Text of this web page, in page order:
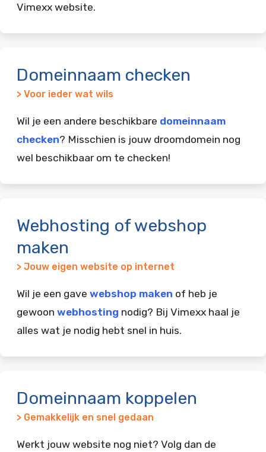
Vimexx website.
Domeinnaam checken
> Voor ieder wat wils
Wil je een andere beschikbare domeinnaam
checken? Misschien is jouw droomdomein nog
wel beschikbaar om te checken!
Webhosting of webshop
maken
> Jouw eigen website op internet
Wil je een gave webshop maken of heb je
gewoon webhosting nodig? Bij Vimexx haal je
alles wat je nodig hebt snel in huis.
Domeinnaam koppelen
> Gemakkelijk en snel gedaan
Werkt jouw website nog niet? Volg dan de